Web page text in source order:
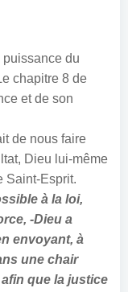
du
chapitre 8 de
et de son
de nous faire
Dieu lui-même
Saint-Esprit.
à la loi,
-Dieu a
envoyant, à
une chair
que la justice